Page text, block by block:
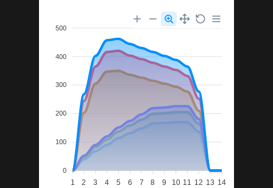
500
400
300
200
100
0
1 2 3 4 5 6 7 8 9 10 11 12 13 14